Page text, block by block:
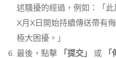
述騷擾的經過，例如：「
X月X日開始持續傳送帶有
極大困擾。」
最後，點擊
「提交」 或